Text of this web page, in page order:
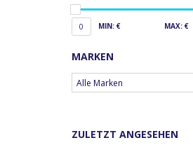
0 MIN: € MAX: €
MARKEN
ZULETZT ANGESEHEN